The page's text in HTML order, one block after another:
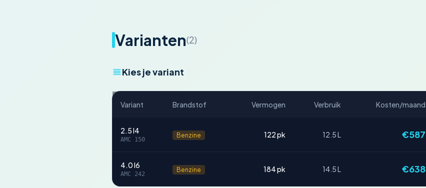
Varianten(2)
Kies je variant
Variant Brandstof Vermogen Verbruik Kosten/maand
2.5 I4
AMC 150
Benzine 122 pk 12.5 L €587
4.0 I6
AMC 242
Benzine 184 pk 14.5 L €638